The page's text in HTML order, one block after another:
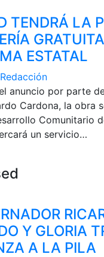
TENDRÁ LA
ESTATAL
Redacción
anuncio por parte
Cardona, la obra
Comunitario
un servicio…
Y GLORIA
A LA PILA